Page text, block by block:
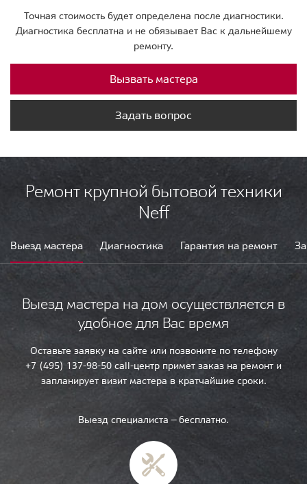
Точная стоимость будет определена после диагностики.
Диагностика бесплатна и не обязывает Вас к дальнейшему
ремонту.
Вызвать мастера
Задать вопрос
Ремонт крупной бытовой техники
Neff
Выезд мастера Диагностика Гарантия на ремонт
Выезд мастера на дом осуществляется в
удобное для Вас время
Оставьте заявку на сайте или позвоните по телефону
+7 (495) 137-98-50 call-центр примет заказ на ремонт и
запланирует визит мастера в кратчайшие сроки.
Выезд специалиста — бесплатно.